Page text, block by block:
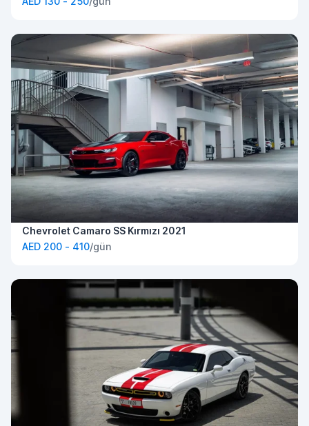
Chevrolet Camaro SS Kırmızı 2021
AED 200 - 410/gün